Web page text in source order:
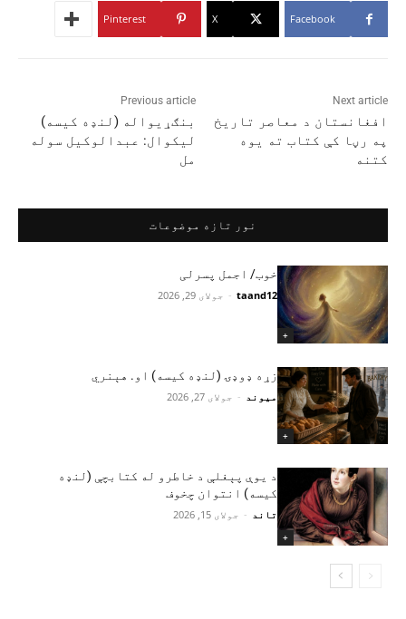
Facebook
X
Pinterest
Previous article
بنګړیواله (لنډه کیسه)
لیکوال: عبدالوکیل سوله
مل
Next article
افغانستان د معاصر تاریخ
په رڼا کې کتاب ته یوه
کتنه
نور تازه موضوعات
+
خوب/ اجمل پسرلی
taand12
- جولای 29, 2026
+
زړه ډوډۍ (لنډه کیسه) او. هېنري
میوند - جولای 27, 2026
+
د یوې پېغلې د خاطرو له کتابچې (لنډه
کیسه) انتوان چخوف
تاند - جولای 15, 2026